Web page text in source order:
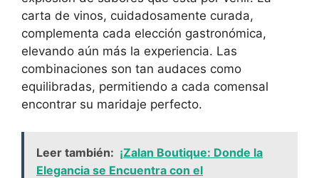
carta de vinos, cuidadosamente curada,
complementa cada elección gastronómica,
elevando aún más la experiencia. Las
combinaciones son tan audaces como
equilibradas, permitiendo a cada comensal
encontrar su maridaje perfecto.
Leer también: ¡Zalan Boutique: Donde la
Elegancia se Encuentra con el